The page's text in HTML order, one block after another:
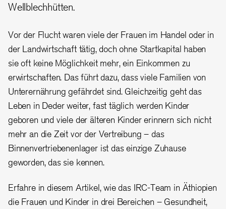
Wellblechhütten.
Vor der Flucht waren viele der Frauen im Handel oder in
der Landwirtschaft tätig, doch ohne Startkapital haben
sie oft keine Möglichkeit mehr, ein Einkommen zu
erwirtschaften. Das führt dazu, dass viele Familien von
Unterernährung gefährdet sind. Gleichzeitig geht das
Leben in Deder weiter, fast täglich werden Kinder
geboren und viele der älteren Kinder erinnern sich nicht
mehr an die Zeit vor der Vertreibung – das
Binnenvertriebenenlager ist das einzige Zuhause
geworden, das sie kennen.
Erfahre in diesem Artikel, wie das IRC-Team in Äthiopien
die Frauen und Kinder in drei Bereichen – Gesundheit,